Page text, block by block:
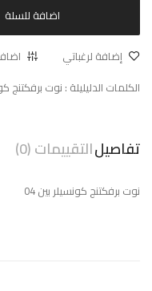
اضافة للسلة
إضافة لرغباتي
الكلمات الدليليلة : نوت برفكتنج
تفاصيلالتقييمات (0)
نوت برفكتنج كونسيلر بين 04